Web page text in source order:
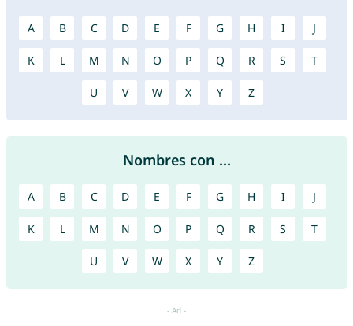
A B C D E F G H I J
K L M N O P Q R S T
U V W X Y Z
Nombres con ...
A B C D E F G H I J
K L M N O P Q R S T
U V W X Y Z